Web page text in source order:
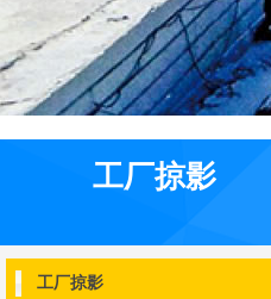
工厂掠影
工厂掠影